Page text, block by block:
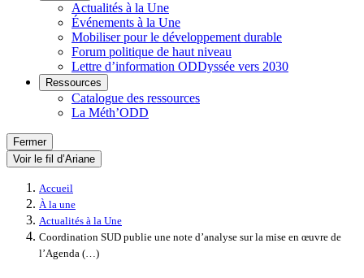
Actualités à la Une
Événements à la Une
Mobiliser pour le développement durable
Forum politique de haut niveau
Lettre d’information ODDyssée vers 2030
Ressources
Catalogue des ressources
La Méth’ODD
Fermer
Voir le fil d’Ariane
Accueil
À la une
Actualités à la Une
Coordination SUD publie une note d’analyse sur la mise en œuvre de
l’Agenda (…)